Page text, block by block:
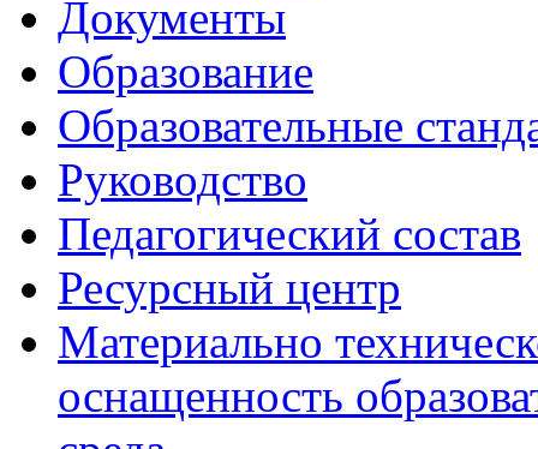
Документы
Образование
Образовательные
Руководство
Педагогический состав
Ресурсный центр
Материально
оснащенность